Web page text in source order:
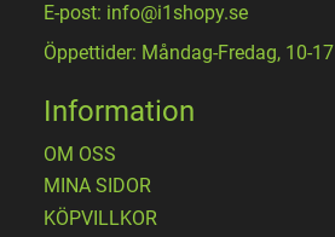
E-post: info@i1shopy.se
Öppettider: Måndag-Fredag, 10-17
Information
OM OSS
MINA SIDOR
KÖPVILLKOR